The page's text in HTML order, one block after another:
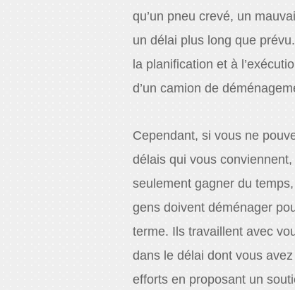
qu’un pneu crevé, un
un délai plus long que
la planification et à
d’un camion de
Cependant, si vous ne
délais qui vous
seulement gagner du
gens doivent déménager
terme. Ils travaillent avec
dans le délai dont vous
efforts en proposant un